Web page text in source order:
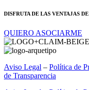
DISFRUTA DE LAS VENTAJAS
QUIERO ASOCIARME
Aviso Legal – Política de
de Transparencia